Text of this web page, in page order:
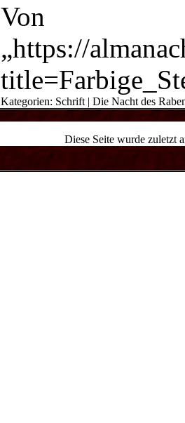
Von
„https://
Kategorien: Schrift | Die Nacht des
Diese Seite wurde zuletzt